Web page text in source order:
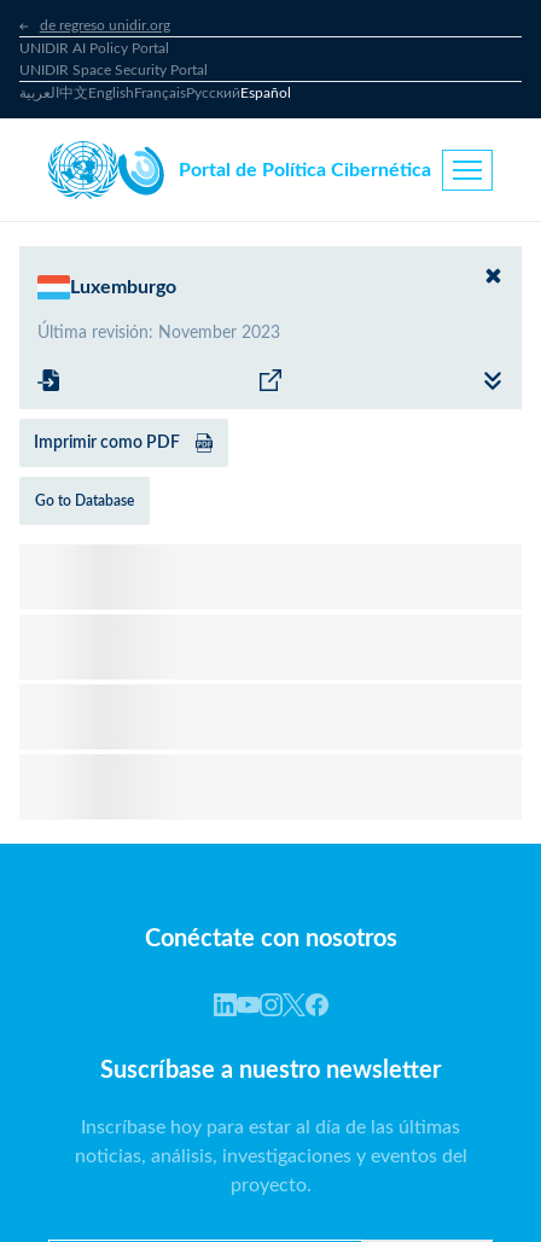
de regreso unidir.org
UNIDIR AI Policy Portal
UNIDIR Space Security Portal
العربية 中文EnglishFrançaisРусскийEspañol
Portal de Política Cibernética
Luxemburgo
Última revisión: November 2023
Imprimir como PDF
Go to Database
Conéctate con nosotros
Suscríbase a nuestro newsletter
Inscríbase hoy para estar al día de las últimas
noticias, análisis, investigaciones y eventos del
proyecto.